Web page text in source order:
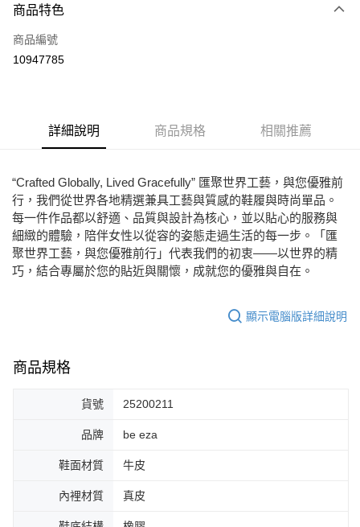
信用卡一次付款
Apple Pay
ATM付款
運送方式
宅配
免運費
商品特色
商品編號
10947785
詳細說明 商品規格 相關推薦
“Crafted Globally, Lived Gracefully” 匯聚世界工藝，與您優雅前
行，我們從世界各地精選兼具工藝與質感的鞋履與時尚單品。
每一件作品都以舒適、品質與設計為核心，並以貼心的服務與
細緻的體驗，陪伴女性以從容的姿態走過生活的每一步。「匯
聚世界工藝，與您優雅前行」代表我們的初衷——以世界的精
巧，結合專屬於您的貼近與關懷，成就您的優雅與自在。
顯示電腦版詳細說明
商品規格
貨號 25200211
品牌 be eza
鞋面材質 牛皮
內裡材質 真皮